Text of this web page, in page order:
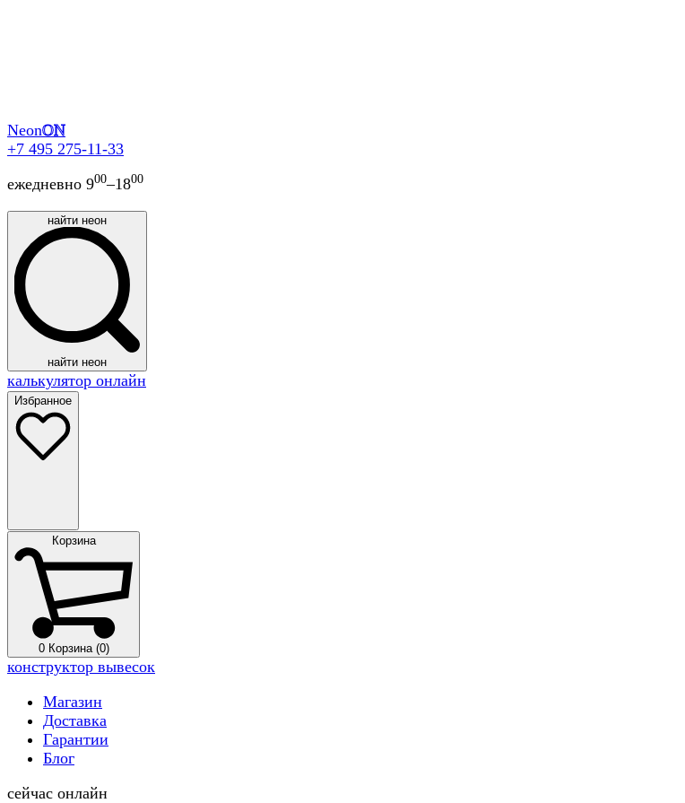
NeonON
+7 495 275-11-33
ежедневно 900–1800
найти неон
найти неон
калькулятор онлайн
Избранное
Корзина
0 Корзина (0)
конструктор вывесок
Магазин
Доставка
Гарантии
Блог
сейчас онлайн